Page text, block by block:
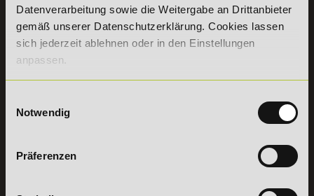
Datenverarbeitung sowie die Weitergabe an Drittanbieter
gemäß unserer Datenschutzerklärung. Cookies lassen
sich jederzeit ablehnen oder in den Einstellungen
anpassen.
Notwendig
Präferenzen
07191 - 22986 - 0
+49 (0) 7191 9513203
DeLSt GmbH - Deutsches eLearning Studieninstitut
Erreichbarkeit: